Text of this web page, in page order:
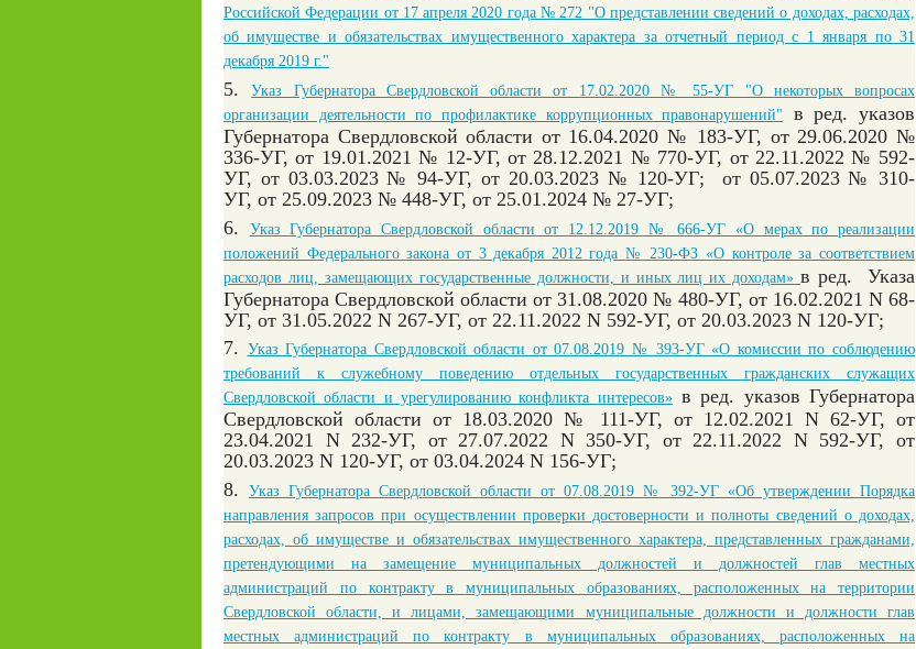
Российской Федерации от 17 апреля 2020 года № 272 "О представлении сведений о доходах, расходах,
об имуществе и обязательствах имущественного характера за отчетный период с 1 января по 31
декабря 2019 г."
5.Указ Губернатора Свердловской области от 17.02.2020 № 55-УГ "О некоторых вопросах
организации деятельности по профилактике коррупционных правонарушений"
в ред. указов
Губернатора Свердловской области от 16.04.2020 № 183-УГ, от 29.06.2020 №
336-УГ, от 19.01.2021 № 12-УГ, от 28.12.2021 № 770-УГ, от 22.11.2022 № 592-
УГ, от 03.03.2023 № 94-УГ, от 20.03.2023 № 120-УГ; от 05.07.2023 № 310-
УГ, от 25.09.2023 № 448-УГ, от 25.01.2024 № 27-УГ;
6.
Указ Губернатора Свердловской области от 12.12.2019 № 666-УГ «О мерах по реализации
положений Федерального закона от 3 декабря 2012 года № 230-ФЗ «О контроле за соответствием
расходов лиц, замещающих государственные должности, и иных лиц их доходам»в ред. Указа
Губернатора Свердловской области от 31.08.2020 № 480-УГ, от 16.02.2021 N 68-
УГ, от 31.05.2022 N 267-УГ, от 22.11.2022 N 592-УГ, от 20.03.2023 N 120-УГ;
7. Указ Губернатора Свердловской области от 07.08.2019 № 393-УГ «О комиссии по соблюдению
требований к служебному поведению отдельных государственных гражданских служащих
Свердловской области и урегулированию конфликта интересов»в ред. указов Губернатора
Свердловской области от 18.03.2020 № 111-УГ, от 12.02.2021 N 62-УГ, от
23.04.2021 N 232-УГ, от 27.07.2022 N 350-УГ, от 22.11.2022 N 592-УГ, от
20.03.2023 N 120-УГ, от 03.04.2024 N 156-УГ;
8.
Указ Губернатора Свердловской области от 07.08.2019 № 392-УГ «Об утверждении Порядка
направления запросов при осуществлении проверки достоверности и полноты сведений о доходах,
расходах, об имуществе и обязательствах имущественного характера, представленных гражданами,
претендующими на замещение муниципальных должностей и должностей глав местных
администраций по контракту в муниципальных образованиях, расположенных на территории
Свердловской области, и лицами, замещающими муниципальные должности и должности глав
местных администраций по контракту в муниципальных образованиях, расположенных на